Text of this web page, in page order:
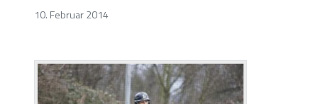
10. Februar 2014